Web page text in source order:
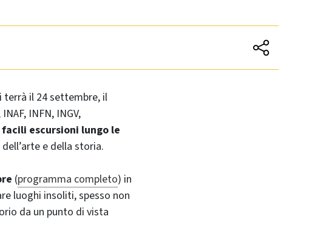
terrà il 24 settembre, il
INFN, INGV,
escursioni lungo le
e della storia.
(programma completo) in
luoghi insoliti, spesso non
da un punto di vista